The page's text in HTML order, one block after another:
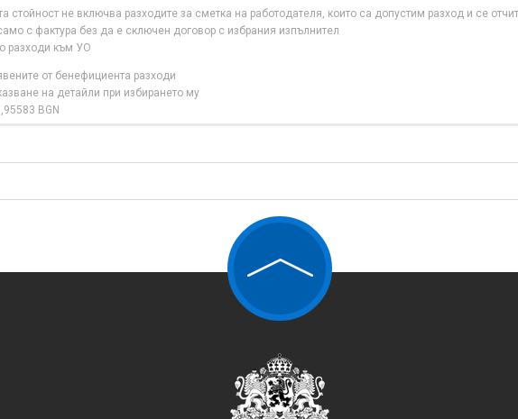
стойност не включва разходите за сметка на работодателя, които са допустим разход и се
с фактура без да е сключен договор с избрания изпълнител
разходи към УО
от бенефициента разходи
на детайли при избирането му
BGN